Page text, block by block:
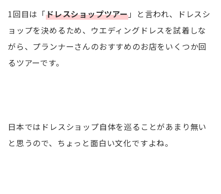
1回目は「ドレスショップツアー」と言われ、ドレスシ
ョップを決めるため、ウエディングドレスを試着しな
がら、プランナーさんのおすすめのお店をいくつか回
るツアーです。
日本ではドレスショップ自体を巡ることがあまり無い
と思うので、ちょっと面白い文化ですよね。